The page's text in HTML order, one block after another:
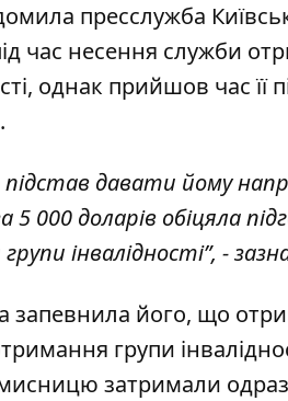
пресслужба
час несення служби
однак прийшов час її
підстав давати йому
5 000 доларів обіцяла
інвалідності”, -
запевнила його, що
групи
затримали